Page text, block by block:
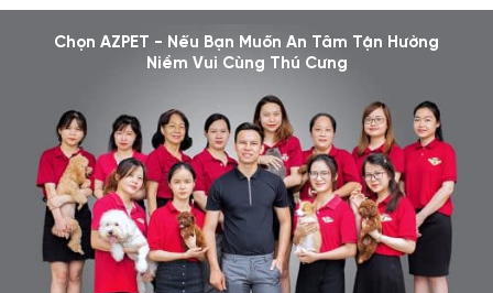
Chọn AZPET - Nếu Bạn Muốn An Tâm Tận Hưởng
Niềm Vui Cùng Thú Cưng